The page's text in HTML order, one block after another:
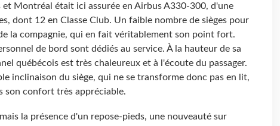
et Montréal était ici assurée en Airbus A330-300, d'une
dont 12 en Classe Club. Un faible nombre de sièges pour
la compagnie, qui en fait véritablement son point fort.
de bord sont dédiés au service. À la hauteur de sa
québécois est très chaleureux et à l'écoute du passager.
inclinaison du siège, qui ne se transforme donc pas en lit,
son confort très appréciable.
la présence d'un repose-pieds, une nouveauté sur